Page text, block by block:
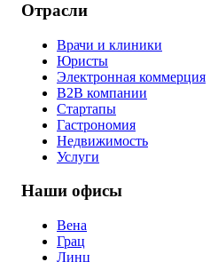
Отрасли
Врачи и клиники
Юристы
Электронная коммерция
B2B компании
Стартапы
Гастрономия
Недвижимость
Услуги
Наши офисы
Вена
Грац
Линц